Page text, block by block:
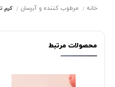
خانه مرطوب کننده و آبرسان کرم
محصولات مرتبط